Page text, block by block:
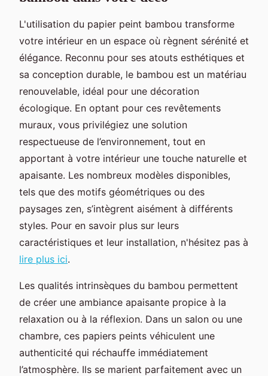
L'utilisation du papier peint bambou transforme
votre intérieur en un espace où règnent sérénité et
élégance. Reconnu pour ses atouts esthétiques et
sa conception durable, le bambou est un matériau
renouvelable, idéal pour une décoration
écologique. En optant pour ces revêtements
muraux, vous privilégiez une solution
respectueuse de l’environnement, tout en
apportant à votre intérieur une touche naturelle et
apaisante. Les nombreux modèles disponibles,
tels que des motifs géométriques ou des
paysages zen, s’intègrent aisément à différents
styles. Pour en savoir plus sur leurs
caractéristiques et leur installation, n'hésitez pas à
lire plus ici.
Les qualités intrinsèques du bambou permettent
de créer une ambiance apaisante propice à la
relaxation ou à la réflexion. Dans un salon ou une
chambre, ces papiers peints véhiculent une
authenticité qui réchauffe immédiatement
l’atmosphère. Ils se marient parfaitement avec un